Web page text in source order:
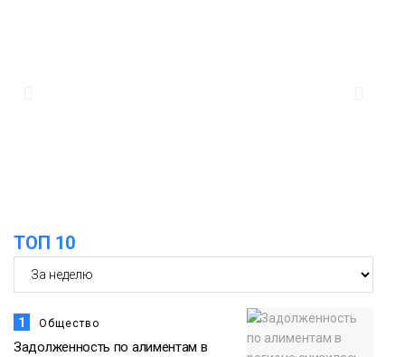
Спорт
ТОП 10
1 Общество
Задолженность по алиментам в